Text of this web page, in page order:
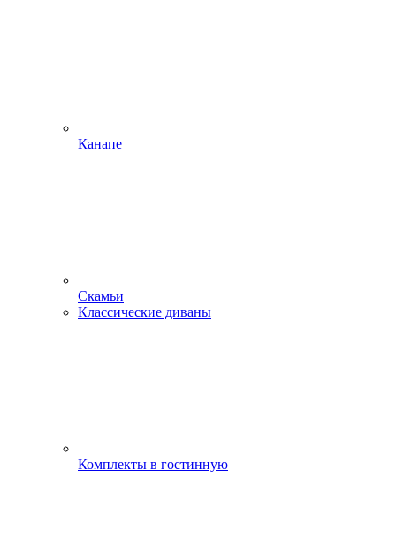
Канапе
Скамьи
Классические диваны
Комплекты в гостинную